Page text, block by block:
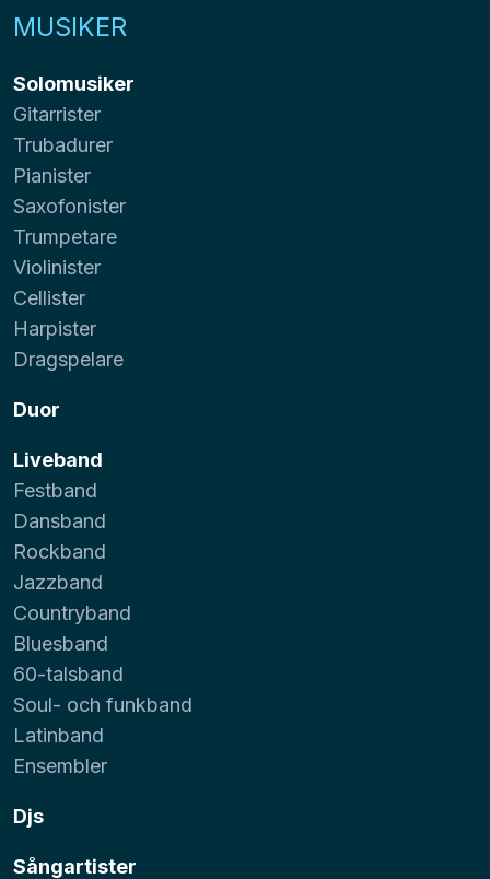
MUSIKER
Solomusiker
Gitarrister
Trubadurer
Pianister
Saxofonister
Trumpetare
Violinister
Cellister
Harpister
Dragspelare
Duor
Liveband
Festband
Dansband
Rockband
Jazzband
Countryband
Bluesband
60-talsband
Soul- och funkband
Latinband
Ensembler
Djs
Sångartister